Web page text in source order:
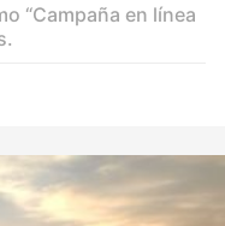
“Campaña en línea